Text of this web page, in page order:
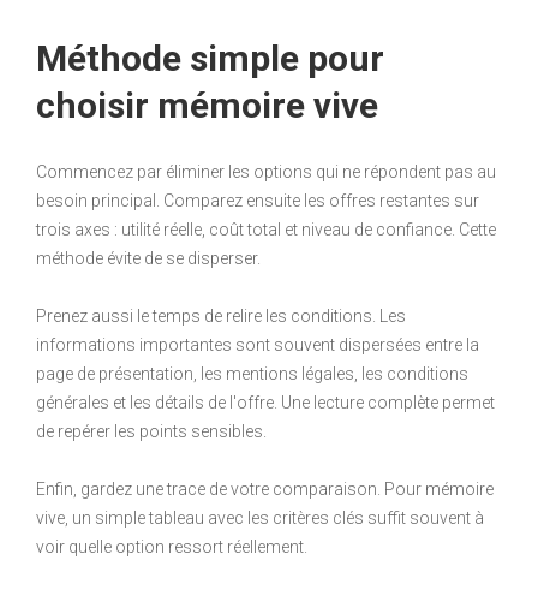
Méthode simple pour
choisir mémoire vive
Commencez par éliminer les options qui ne répondent pas au
besoin principal. Comparez ensuite les offres restantes sur
trois axes : utilité réelle, coût total et niveau de confiance. Cette
méthode évite de se disperser.
Prenez aussi le temps de relire les conditions. Les
informations importantes sont souvent dispersées entre la
page de présentation, les mentions légales, les conditions
générales et les détails de l'offre. Une lecture complète permet
de repérer les points sensibles.
Enfin, gardez une trace de votre comparaison. Pour mémoire
vive, un simple tableau avec les critères clés suffit souvent à
voir quelle option ressort réellement.